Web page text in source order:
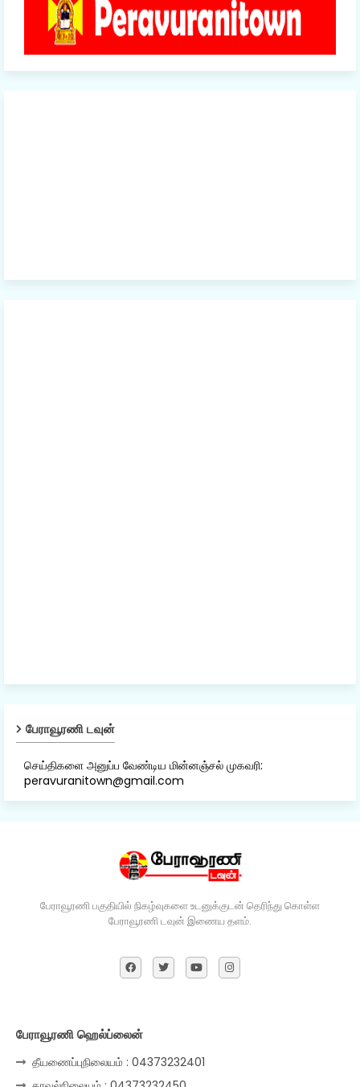
பேராவூரணி டவுன்
செய்திகளை அனுப்ப வேண்டிய மின்னஞ்சல் முகவரி:
peravuranitown@gmail.com
பேராவூரணி பகுதியில் நிகழ்வுகளை உடனுக்குடன் தெரிந்து கொள்ள
பேராவூரணி டவுன் இணைய தளம்.
பேராவூரணி ஹெல்ப்லைன்
தீயணைப்புநிலையம் : 04373232401